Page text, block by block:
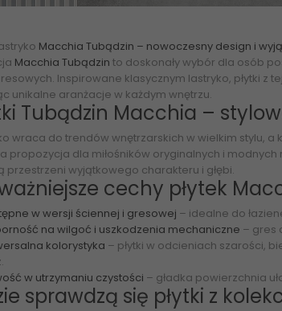
Macchia Tubądzin – nowoczesny design i
Macchia Tubądzin to doskonały wybór dla osób
Inspirowane klasycznym lastryko, płytki z
unikalne aranżacje w każdym wnętrzu.
Tubądzin Macchia –
wraca do trendów wnętrzarskich w wielkim stylu, a
propozycja dla miłośników oryginalnych i
przestrzeni wyjątkowego charakteru i głębi.
cechy płytek
w wersji ściennej i gresowej – idealne do
na wilgoć i uszkodzenia mechaniczne – gres
kolorystyka – płytki w odcieniach szarości,
w utrzymaniu czystości – gładka powierzchnia
sprawdzą się płytki z